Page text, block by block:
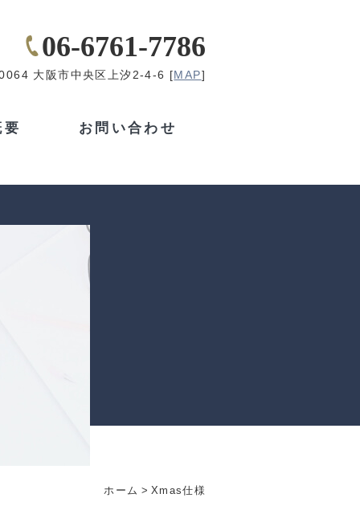
06-6761-7786
大阪市中央区上汐2-4-6 [MAP]
お問い合わせ
ホーム >Xmas仕様